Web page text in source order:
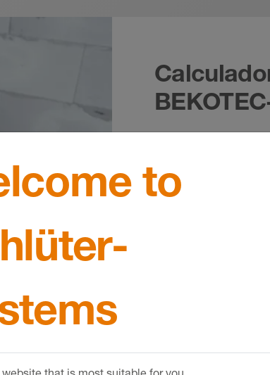
quadrado do
rápida e fácil!
to